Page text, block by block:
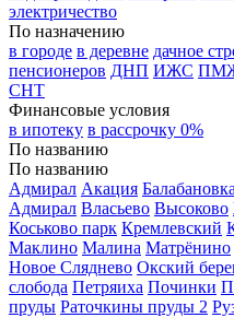
электричество
По назначению
в городе в деревне дачное
пенсионеров ДНП ИЖС
СНТ
Финансовые условия
в ипотеку в рассрочку 0%
По названию
По названию
Адмирал Акация Балабановка
Адмирал Власьево Высоково
Коськово парк Кремлевский
Маклино Малина Матрёнино
Новое Сляднево Окский
слобода Петряиха Починки
пруды Раточкины пруды 2